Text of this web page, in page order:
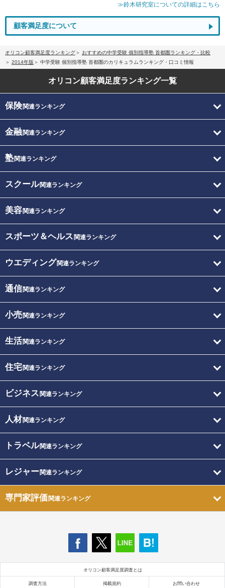
≫鈴木研究室についての詳細はこちら
顧客満足度について
オリコン顧客満足度ランキング
おすすめの中学受験 個別指導塾 首都圏ランキング・比較
2014年版
中学受験 個別指導塾 首都圏のカリキュラムランキング・口コミ情報
オリコン顧客満足度ランキング一覧
保険関連ランキング
金融関連ランキング
塾関連ランキング
スクール関連ランキング
美容関連ランキング
スポーツ＆ヘルス 関連ランキング
ウエディング関連ランキング
通信関連ランキング
小売関連ランキング
生活関連ランキング
住宅関連ランキング
ビジネス 関連ランキング
人材関連ランキング
トラベル関連ランキング
レジャー関連ランキング
専門家評価関連ランキング
オリコン顧客満足度調査とは
調査方法 掲載規約 お問い合わせ